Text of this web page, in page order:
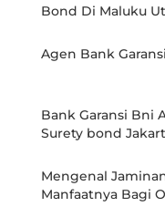
Bond Di Maluku
Agen Bank
Bank Garansi Bni
Surety bond
Mengenal
Manfaatnya Bagi